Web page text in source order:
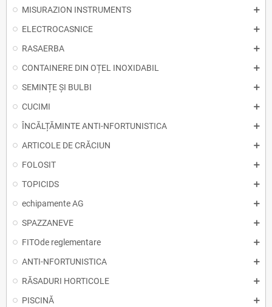
MISURAZION INSTRUMENTS
ELECTROCASNICE
RASAERBA
CONTAINERE DIN OȚEL INOXIDABIL
SEMINȚE ȘI BULBI
CUCIMI
ÎNCĂLȚĂMINTE ANTI-NFORTUNISTICA
ARTICOLE DE CRĂCIUN
FOLOSIT
TOPICIDS
echipamente AG
SPAZZANEVE
FITOde reglementare
ANTI-NFORTUNISTICA
RĂSADURI HORTICOLE
PISCINĂ